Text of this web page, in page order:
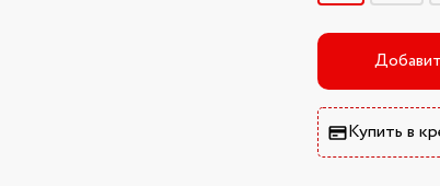
Купить в